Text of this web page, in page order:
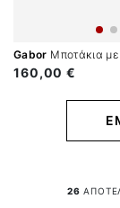
Gabor Μποτάκια
160,00 €
26